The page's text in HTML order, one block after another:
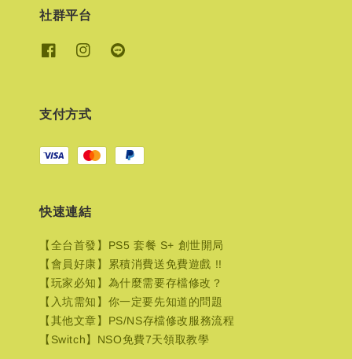
社群平台
支付方式
快速連結
【全台首發】PS5 套餐 S+ 創世開局
【會員好康】累積消費送免費遊戲 !!
【玩家必知】為什麼需要存檔修改？
【入坑需知】你一定要先知道的問題
【其他文章】PS/NS存檔修改服務流程
【Switch】NSO免費7天領取教學